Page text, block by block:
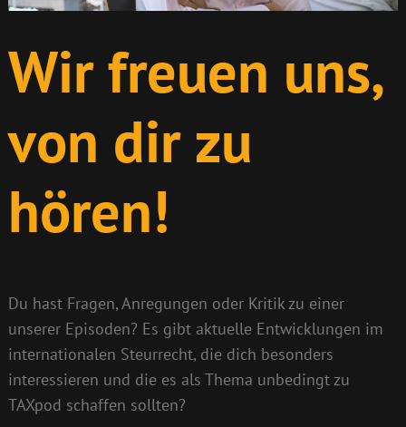
Wir freuen uns,
von dir zu
hören!
Du hast Fragen, Anregungen oder Kritik zu einer
unserer Episoden? Es gibt aktuelle Entwicklungen im
internationalen Steurrecht, die dich besonders
interessieren und die es als Thema unbedingt zu
TAXpod schaffen sollten?